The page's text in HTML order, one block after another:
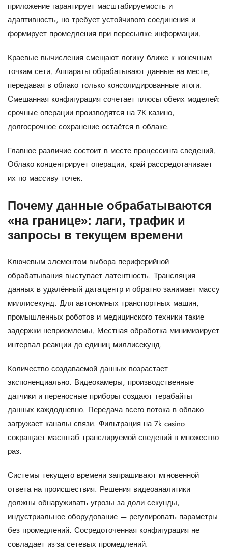
приложение гарантирует масштабируемость и
адаптивность, но требует устойчивого соединения и
формирует промедления при пересылке информации.
Краевые вычисления смещают логику ближе к конечным
точкам сети. Аппараты обрабатывают данные на месте,
передавая в облако только консолидированные итоги.
Смешанная конфигурация сочетает плюсы обеих моделей:
срочные операции производятся на 7К казино,
долгосрочное сохранение остаётся в облаке.
Главное различие состоит в месте процессинга сведений.
Облако концентрирует операции, край рассредотачивает
их по массиву точек.
Почему данные обрабатываются
«на границе»: лаги, трафик и
запросы в текущем времени
Ключевым элементом выбора периферийной
обрабатывания выступает латентность. Трансляция
данных в удалённый дата-центр и обратно занимает массу
миллисекунд. Для автономных транспортных машин,
промышленных роботов и медицинского техники такие
задержки неприемлемы. Местная обработка минимизирует
интервал реакции до единиц миллисекунд.
Количество создаваемой данных возрастает
экспоненциально. Видеокамеры, производственные
датчики и переносные приборы создают терабайты
данных каждодневно. Передача всего потока в облако
загружает каналы связи. Фильтрация на 7k casino
сокращает масштаб транслируемой сведений в множество
раз.
Системы текущего времени запрашивают мгновенной
ответа на происшествия. Решения видеоаналитики
должны обнаруживать угрозы за доли секунды,
индустриальное оборудование — регулировать параметры
без промедлений. Сосредоточенная конфигурация не
совладает из-за сетевых промедлений.